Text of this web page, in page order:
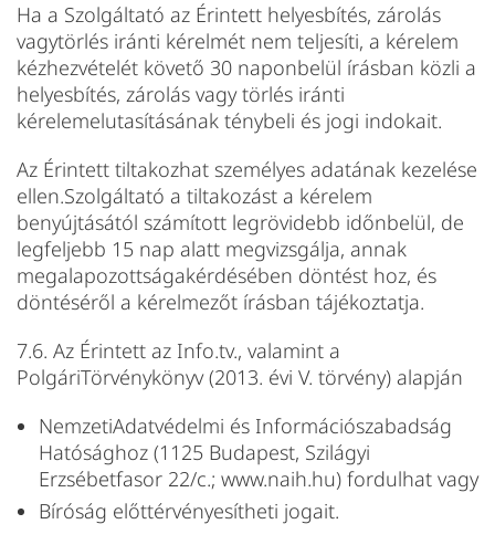
Ha a Szolgáltató az Érintett helyesbítés, zárolás
vagytörlés iránti kérelmét nem teljesíti, a kérelem
kézhezvételét követő 30 naponbelül írásban közli a
helyesbítés, zárolás vagy törlés iránti
kérelemelutasításának ténybeli és jogi indokait.
Az Érintett tiltakozhat személyes adatának kezelése
ellen.Szolgáltató a tiltakozást a kérelem
benyújtásától számított legrövidebb időnbelül, de
legfeljebb 15 nap alatt megvizsgálja, annak
megalapozottságakérdésében döntést hoz, és
döntéséről a kérelmezőt írásban tájékoztatja.
7.6. Az Érintett az Info.tv., valamint a
PolgáriTörvénykönyv (2013. évi V. törvény) alapján
NemzetiAdatvédelmi és Információszabadság
Hatósághoz (1125 Budapest, Szilágyi
Erzsébetfasor 22/c.; www.naih.hu) fordulhat vagy
Bíróság előttérvényesítheti jogait.